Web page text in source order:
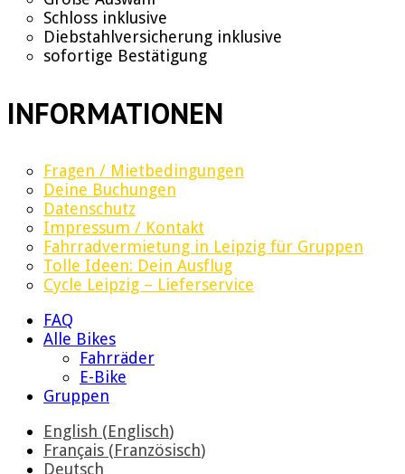
Schloss inklusive
Diebstahlversicherung inklusive
sofortige Bestätigung
INFORMATIONEN
Fragen / Mietbedingungen
Deine Buchungen
Datenschutz
Impressum / Kontakt
Fahrradvermietung in Leipzig für Gruppen
Tolle Ideen: Dein Ausflug
Cycle Leipzig – Lieferservice
FAQ
Alle Bikes
Fahrräder
E-Bike
Gruppen
English (Englisch)
Français (Französisch)
Deutsch